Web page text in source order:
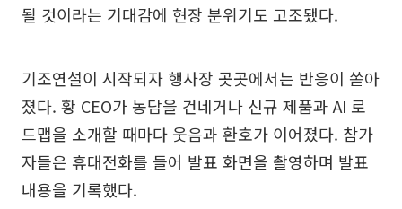
될 것이라는 기대감에 현장 분위기도 고조됐다.
기조연설이 시작되자 행사장 곳곳에서는 반응이 쏟아
졌다. 황 CEO가 농담을 건네거나 신규 제품과 AI 로
드맵을 소개할 때마다 웃음과 환호가 이어졌다. 참가
자들은 휴대전화를 들어 발표 화면을 촬영하며 발표
내용을 기록했다.